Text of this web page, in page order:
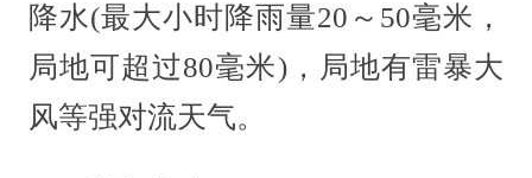
降水(最大小时降雨量20～50毫米，
局地可超过80毫米)，局地有雷暴大
风等强对流天气。